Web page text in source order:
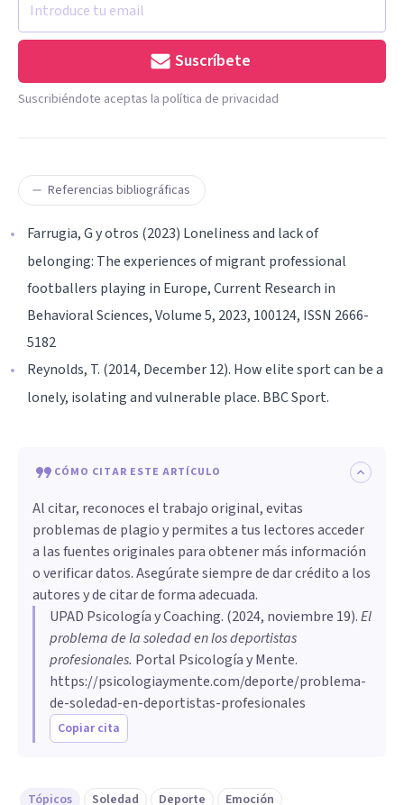
Suscríbete
Suscribiéndote aceptas la política de privacidad
Referencias bibliográficas
Farrugia, G y otros (2023) Loneliness and lack of
belonging: The experiences of migrant professional
footballers playing in Europe, Current Research in
Behavioral Sciences, Volume 5, 2023, 100124, ISSN 2666-
5182
Reynolds, T. (2014, December 12). How elite sport can be a
lonely, isolating and vulnerable place. BBC Sport.
CÓMO CITAR ESTE ARTÍCULO
Al citar, reconoces el trabajo original, evitas
problemas de plagio y permites a tus lectores acceder
a las fuentes originales para obtener más información
o verificar datos. Asegúrate siempre de dar crédito a los
autores y de citar de forma adecuada.
UPAD Psicología y Coaching. (2024, noviembre 19).El
problema de la soledad en los deportistas
profesionales. Portal Psicología y Mente.
https://psicologiaymente.com/deporte/problema-
de-soledad-en-deportistas-profesionales
Copiar cita
Tópicos Soledad Deporte Emoción